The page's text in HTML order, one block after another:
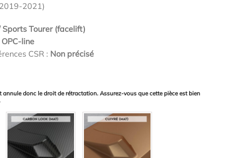
2021)
Tourer (facelift)
line
CSR : Non précisé
donc le droit de rétractation. Assurez-vous que cette pièce est bien